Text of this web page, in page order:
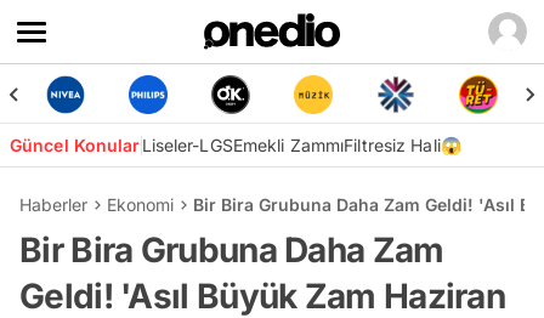
Güncel KonularLiseler-LGSEmekli ZammıFiltresiz Hali😱
Haberler Ekonomi Bir Bira Grubuna Daha Zam Geldi! 'Asıl
Bir Bira Grubuna Daha Zam
Geldi! 'Asıl Büyük Zam Haziran